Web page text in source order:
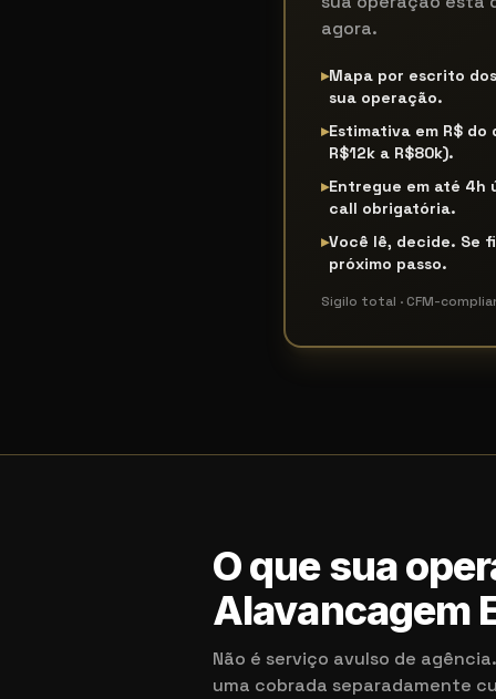
agora.
▸Mapa por escrito
sua operação.
▸Estimativa em R$ do
R$12k a R$80k).
▸Entregue em até 4h
call obrigatória.
▸Você lê, decide. Se
próximo passo.
Sigilo total · CFM-
O que sua
Alavancagem
Não é serviço avulso de
uma cobrada separadamente